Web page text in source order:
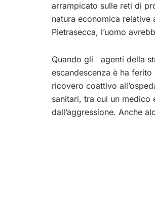
arrampicato sulle reti di
natura economica
Pietrasecca, l’uomo
Quando gli agenti della
escandescenza è ha
ricovero coattivo
sanitari, tra cui un
dall’aggressione. Anche